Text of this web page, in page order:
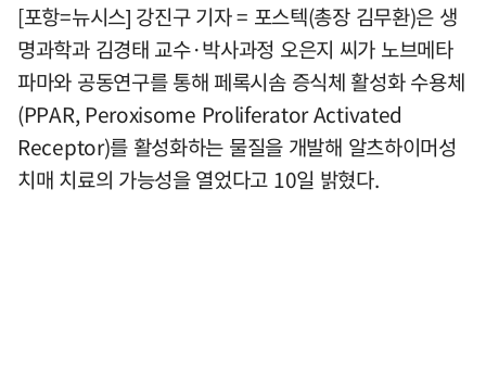
[포항=뉴시스] 강진구 기자 = 포스텍(총장 김무환)은 생
명과학과 김경태 교수·박사과정 오은지 씨가 노브메타
파마와 공동연구를 통해 페록시솜 증식체 활성화 수용체
(PPAR, Peroxisome Proliferator Activated
Receptor)를 활성화하는 물질을 개발해 알츠하이머성
치매 치료의 가능성을 열었다고 10일 밝혔다.